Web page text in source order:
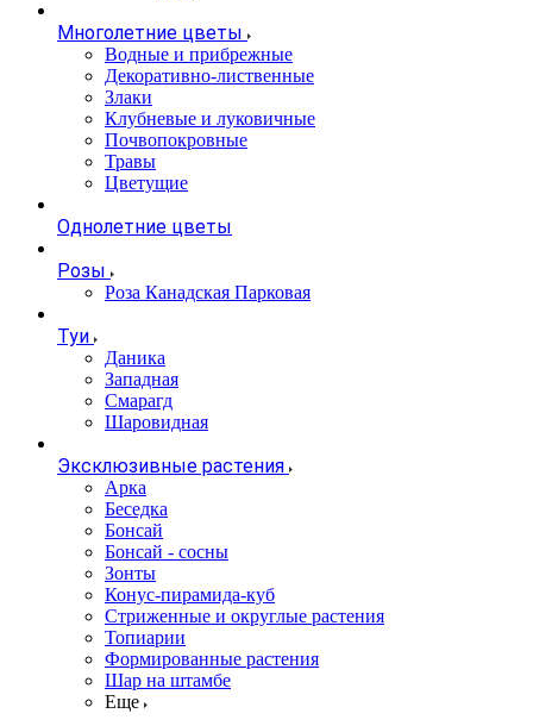
Многолетние цветы
Водные и прибрежные
Декоративно-лиственные
Злаки
Клубневые и луковичные
Почвопокровные
Травы
Цветущие
Однолетние цветы
Розы
Роза Канадская Парковая
Туи
Даника
Западная
Смарагд
Шаровидная
Эксклюзивные растения
Арка
Беседка
Бонсай
Бонсай - сосны
Зонты
Конус-пирамида-куб
Стриженные и округлые растения
Топиарии
Формированные растения
Шар на штамбе
Еще